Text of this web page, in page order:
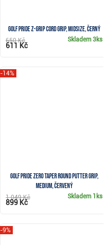
Golf Pride Z-Grip Cord grip, MIDSIZE, černý
Skladem3ks
650 Kč
611 Kč
Golf Pride Zero Taper Round putter grip,
Medium, červený
-14%
Skladem 1ks
1 049 Kč
899 Kč
-9%